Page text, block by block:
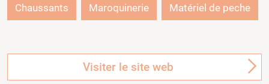
Chaussants Maroquinerie Matériel de peche
Visiter le site web